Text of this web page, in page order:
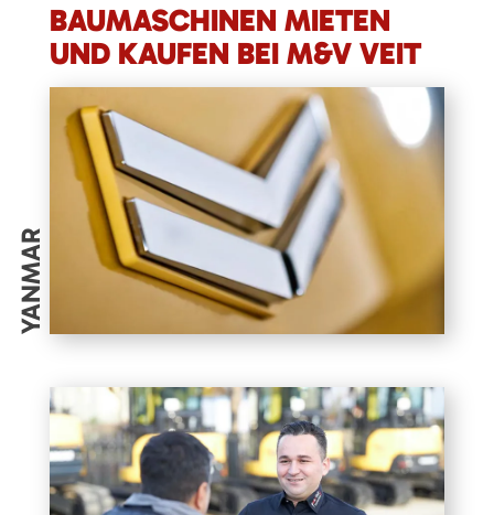
BAUMASCHINEN MIETEN
UND KAUFEN BEI M&V VEIT
YANMAR